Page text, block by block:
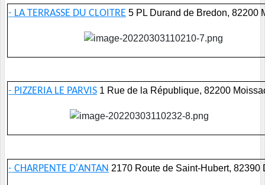
- LA TERRASSE DU CLOITRE 5 PL Durand de Bredon, 82200
- PIZZERIA LE PARVIS 1 Rue de la République, 82200
- CHARPENTE D'ANTAN 2170 Route de Saint-Hubert, 82390